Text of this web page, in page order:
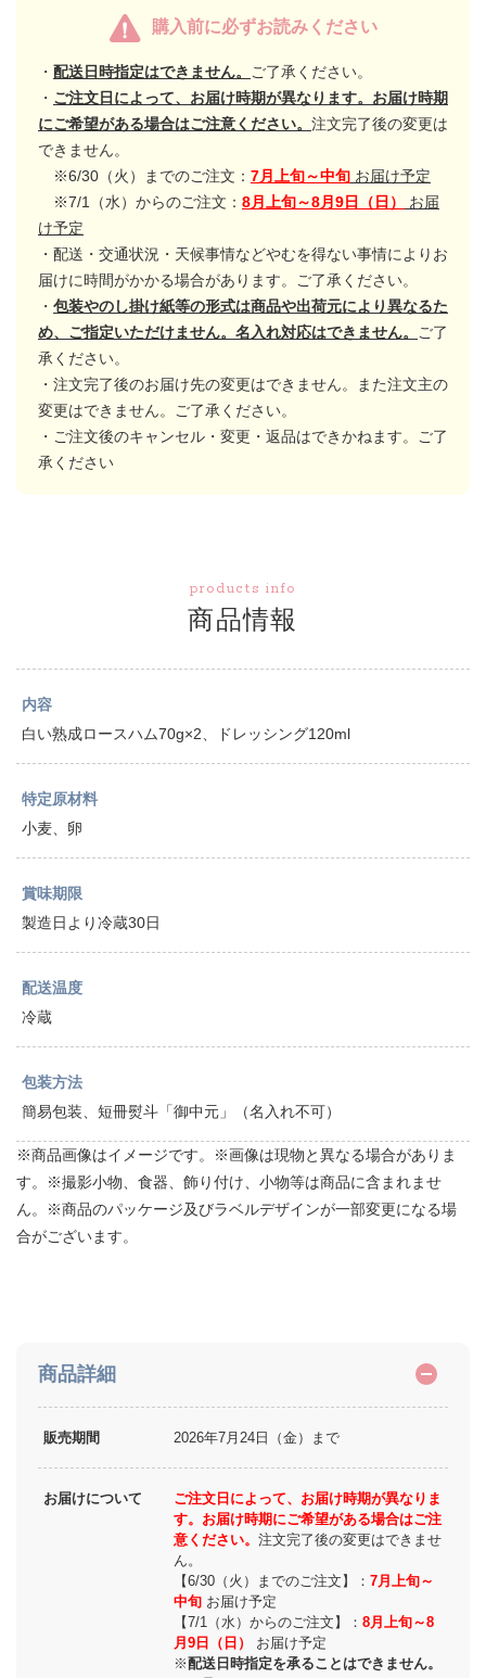
商品詳細
販売期間 2026年7月24日（金）まで
お届けについて
ご注文日によって、お届け時期が異なりま
す。お届け時期にご希望がある場合はご注
意ください。 注文完了後の変更はできませ
ん。
【6/30（火）までのご注文】： 7月上旬～
中旬 お届け予定
【7/1（水）からのご注文】： 8月上旬～8
月9日（日）
お届け予定
※配送日時指定を承ることはできません。
products info
商品情報
内容
白い熟成ロースハム70g×2、ドレッシング120ml
特定原材料
小麦、卵
賞味期限
製造日より冷蔵30日
配送温度
冷蔵
包装方法
簡易包装、短冊熨斗「御中元」（名入れ不可）
※商品画像はイメージです。※画像は現物と異なる場合がありま
す。※撮影小物、食器、飾り付け、小物等は商品に含まれませ
ん。※商品のパッケージ及びラベルデザインが一部変更になる場
合がございます。
購入前に必ずお読みください
・ 配送日時指定はできません。
ご了承ください。
・ ご注文日によって、お届け時期が異なります。お届け時期
にご希望がある場合はご注意ください。 注文完了後の変更は
できません。
※6/30（火）までのご注文： 7月上旬～中旬 お届け予定
※7/1（水）からのご注文： 8月上旬～8月9日（日）
お届
け予定
・配送・交通状況・天候事情などやむを得ない事情によりお
届けに時間がかかる場合があります。ご了承ください。
・ 包装やのし掛け紙等の形式は商品や出荷元により異なるた
め、ご指定いただけません。名入れ対応はできません。
ご了
承ください。
・注文完了後のお届け先の変更はできません。また注文主の
変更はできません。ご了承ください。
・ご注文後のキャンセル・変更・返品はできかねます。ご了
承ください